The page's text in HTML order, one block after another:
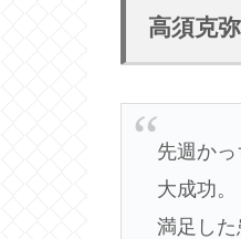
高須克
先週か
大成功。
満足した